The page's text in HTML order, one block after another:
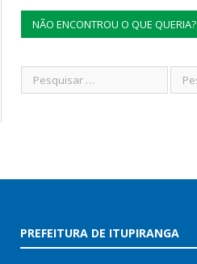
NÃO ENCONTROU O QUE QUERIA?
PREFEITURA DE ITUPIRANGA